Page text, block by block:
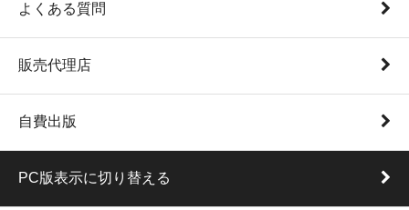
よくある質問
販売代理店
自費出版
PC版表示に切り替える